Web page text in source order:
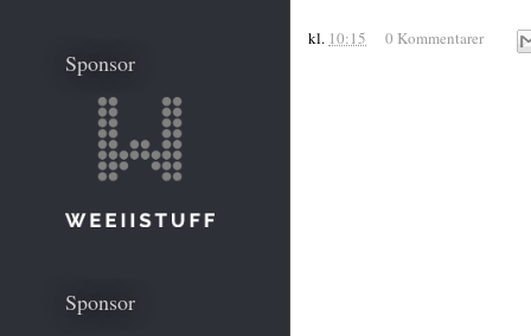
kl. 10:15 0 Kommentarer
Sponsor
Sponsor